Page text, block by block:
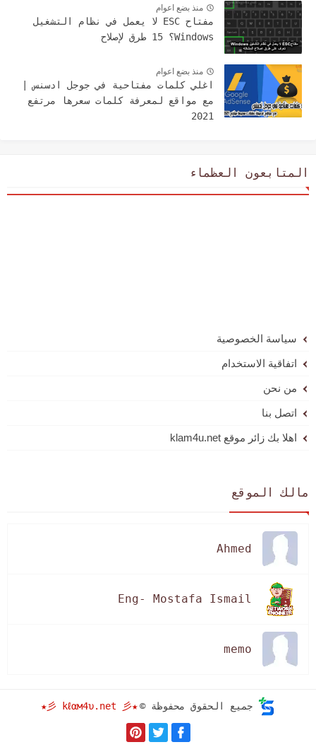
منذ بضع اعوام
مفتاح ESC لا يعمل في نظام التشغيل
Windows؟ 15 طرق لإصلاح
منذ بضع اعوام
اغلي كلمات مفتاحية في جوجل ادسنس |
مع مواقع لمعرفة كلمات سعرها مرتفع
2021
المتابعون العظماء
سياسة الخصوصية
اتفاقية الاستخدام
من نحن
اتصل بنا
اهلا بك زائر موقع klam4u.net
مالك الموقع
Ahmed
Eng- Mostafa Ismail
memo
جميع الحقوق محفوظة ©★彡 kℓαм4υ.net 彡★